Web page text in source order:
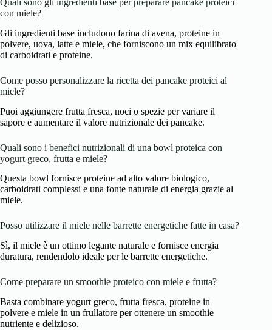
Quali sono gli ingredienti base per preparare pancake proteici
con miele?
Gli ingredienti base includono farina di avena, proteine in
polvere, uova, latte e miele, che forniscono un mix equilibrato
di carboidrati e proteine.
Come posso personalizzare la ricetta dei pancake proteici al
miele?
Puoi aggiungere frutta fresca, noci o spezie per variare il
sapore e aumentare il valore nutrizionale dei pancake.
Quali sono i benefici nutrizionali di una bowl proteica con
yogurt greco, frutta e miele?
Questa bowl fornisce proteine ad alto valore biologico,
carboidrati complessi e una fonte naturale di energia grazie al
miele.
Posso utilizzare il miele nelle barrette energetiche fatte in casa?
Sì, il miele è un ottimo legante naturale e fornisce energia
duratura, rendendolo ideale per le barrette energetiche.
Come preparare un smoothie proteico con miele e frutta?
Basta combinare yogurt greco, frutta fresca, proteine in
polvere e miele in un frullatore per ottenere un smoothie
nutriente e delizioso.